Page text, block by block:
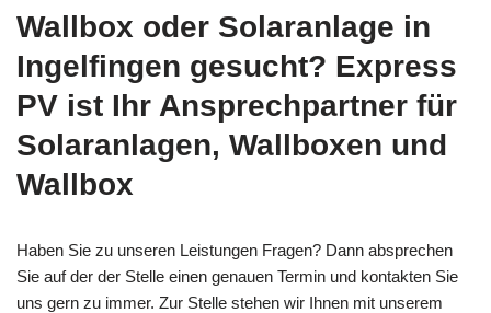
Wallbox oder Solaranlage in
Ingelfingen gesucht? Express
PV ist Ihr Ansprechpartner für
Solaranlagen, Wallboxen und
Wallbox
Haben Sie zu unseren Leistungen Fragen? Dann absprechen
Sie auf der der Stelle einen genauen Termin und kontakten Sie
uns gern zu immer. Zur Stelle stehen wir Ihnen mit unserem